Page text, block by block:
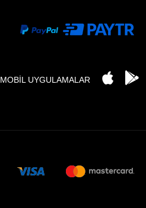
MOBİL UYGULAMALAR